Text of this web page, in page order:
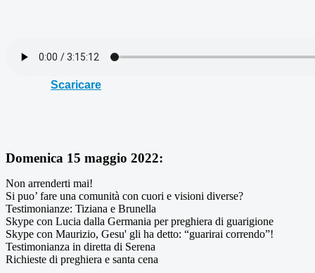
Scaricare
Domenica 15 maggio 2022:
Non arrenderti mai!
Si puo’ fare una comunità con cuori e visioni diverse?
Testimonianze: Tiziana e Brunella
Skype con Lucia dalla Germania per preghiera di guarigione
Skype con Maurizio, Gesu' gli ha detto: “guarirai correndo”!
Testimonianza in diretta di Serena
Richieste di preghiera e santa cena